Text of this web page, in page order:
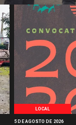
LOCAL
5 DE AGOSTO DE 2026